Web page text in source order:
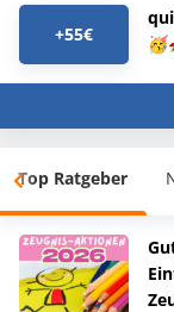
+55€
Top Ratgeber